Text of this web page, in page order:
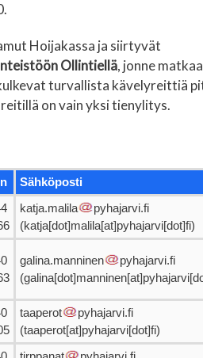
Hoijakassa ja siirtyvät
Ollintiellä, jonne
turvallista kävelyreittiä
on vain yksi tienylitys.
Sähköposti
katja.malila
pyhajarvi.fi
(katja[dot]malila[at]pyhajarvi[dot]fi)
galina.manninen
pyhajarvi.fi
taaperot
pyhajarvi.fi
(taaperot[at]pyhajarvi[dot]fi)